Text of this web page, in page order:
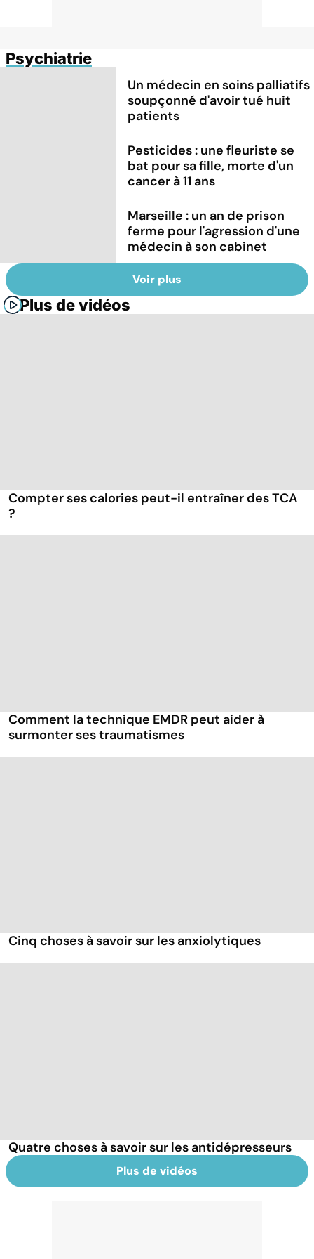
Psychiatrie
Un médecin en soins palliatifs
soupçonné d'avoir tué huit
patients
Pesticides : une fleuriste se
bat pour sa fille, morte d'un
cancer à 11 ans
Marseille : un an de prison
ferme pour l'agression d'une
médecin à son cabinet
Voir plus
Plus de vidéos
Compter ses calories peut-il entraîner des TCA
?
Comment la technique EMDR peut aider à
surmonter ses traumatismes
Cinq choses à savoir sur les anxiolytiques
Quatre choses à savoir sur les antidépresseurs
Plus de vidéos